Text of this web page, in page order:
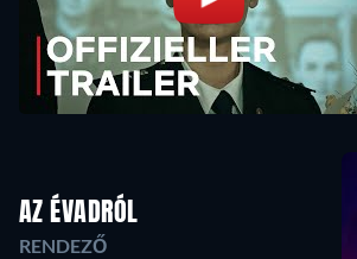
AZ ÉVADRÓL
RENDEZŐ